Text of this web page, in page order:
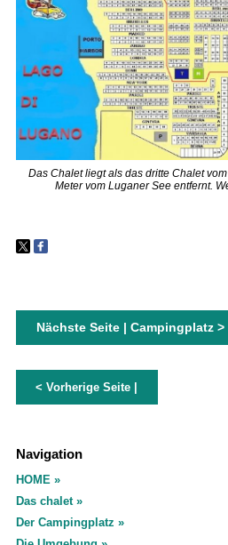
Das Chalet liegt als das dritte Chalet
Meter vom Luganer See entfernt.
Nächste Seite | Campingplatz >
< Vorherige Seite |
Navigation
HOME
Das chalet
Der Campingplatz